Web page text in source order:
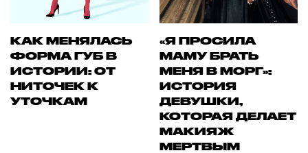
КАК МЕНЯЛАСЬ
ФОРМА ГУБ В
ИСТОРИИ: ОТ
НИТОЧЕК К
УТОЧКАМ
«Я ПРОСИЛА
МАМУ БРАТЬ
МЕНЯ В МОРГ»:
ИСТОРИЯ
ДЕВУШКИ,
КОТОРАЯ ДЕЛАЕТ
МАКИЯЖ
МЕРТВЫМ